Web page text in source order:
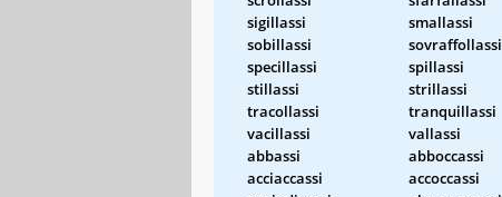
sigillassi
smallassi
sobillassi
sovraffollassi
specillassi
spillassi
stillassi
strillassi
tracollassi
tranquillassi
vacillassi
vallassi
abbassi
abboccassi
acciaccassi
accoccassi